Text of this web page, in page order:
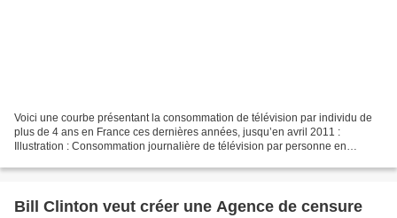
Voici une courbe présentant la consommation de télévision par individu de
plus de 4 ans en France ces dernières années, jusqu’en avril 2011 :
Illustration : Consommation journalière de télévision par personne en
Bill Clinton veut créer une Agence de censure